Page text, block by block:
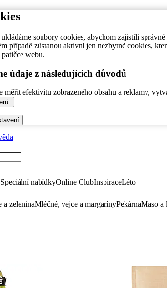
soubory cookies, abychom zajistili
případě zůstanou aktivní jen nezbytné cookies,
webu.
údaje z následujících důvodů
efektivitu zobrazeného obsahu a reklamy,
Speciální nabídkyOnline ClubInspiraceLéto
a zeleninaMléčné, vejce a margarínyPekárnaMaso a